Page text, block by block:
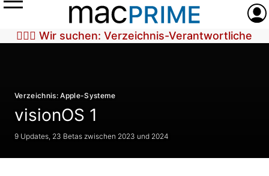
Menü
🕵🏼‍♀️ Wir suchen: Verzeichnis-Verantwortliche
Verzeichnis: Apple-Systeme
visionOS 1
9 Updates, 23 Betas zwischen 2023 und 2024